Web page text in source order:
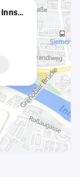
Bertha-von-Suttner-Weg 8, 6020 Innsbruck